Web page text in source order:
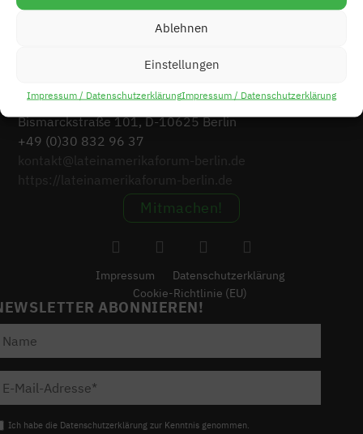
Ablehnen
Einstellungen
Impressum / DatenschutzerklärungImpressum / Datenschutzerklärung
Lateinamerika-Forum Berlin e.V. c/o SEKIS
Bismarckstraße 101, D-10625 Berlin
+49 (0)30 832 96 37
kontakt@lateinamerikaforum-berlin.de
https://lateinamerikaforum-berlin.de
Mitmachen!
Impressum
Datenschutzerklärung
Cookie-Richtlinie (EU)
ABONNIEREN!
Ich habe die Datenschutzerklärung zur Kenntnis genommen.